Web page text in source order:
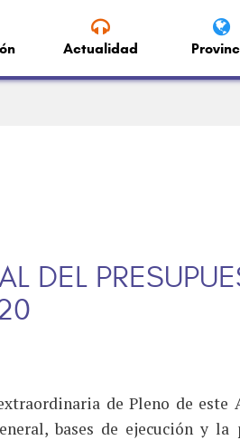
Actualidad
DEL
de Pleno de este
bases de ejecución y